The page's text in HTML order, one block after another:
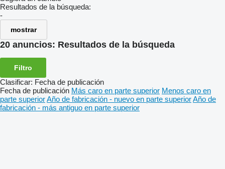
Resultados de la búsqueda:
-
mostrar
20 anuncios: Resultados de la búsqueda
Filtro
Clasificar: Fecha de publicación
Fecha de publicación Más caro en parte superior Menos caro en
parte superiorAño de fabricación - nuevo en parte superiorAño de
fabricación - más antiguo en parte superior